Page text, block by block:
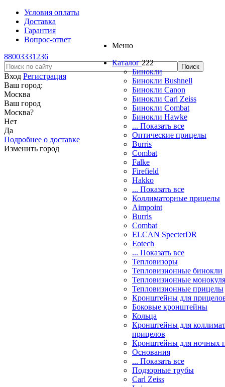
Условия оплаты
Доставка
Гарантия
Вопрос-ответ
88003331236
Вход Регистрация
Ваш город:
Москва
Ваш город
Москва?
Нет
Да
Подробнее о доставке
Изменить город
Меню
Каталог 222
Бинокли
Бинокли Bushnell
Бинокли Canon
Бинокли Carl Zeiss
Бинокли Combat
Бинокли Hawke
... Показать все
Оптические прицелы
Burris
Combat
Falke
Firefield
Hakko
... Показать все
Коллиматорные прицелы
Aimpoint
Burris
Combat
ELCAN SpecterDR
Eotech
... Показать все
Тепловизоры
Тепловизионные бинокли
Тепловизионные
Тепловизионные прицелы
Кронштейны для
Боковые кронштейны
Кольца
Кронштейны для
прицелов
Кронштейны для ночных
Основания
... Показать все
Подзорные трубы
Carl Zeiss